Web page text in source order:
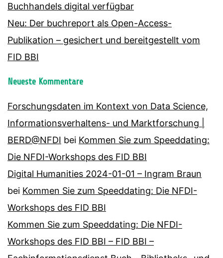
Buchhandels digital verfügbar
Neu: Der buchreport als Open-Access-
Publikation – gesichert und bereitgestellt vom
FID BBI
Neueste Kommentare
Forschungsdaten im Kontext von Data Science,
Informationsverhaltens- und Marktforschung |
BERD@NFDI bei Kommen Sie zum Speeddating:
Die NFDI-Workshops des FID BBI
Digital Humanities 2024-01-01 – Ingram Braun
bei Kommen Sie zum Speeddating: Die NFDI-
Workshops des FID BBI
Kommen Sie zum Speeddating: Die NFDI-
Workshops des FID BBI – FID BBI –